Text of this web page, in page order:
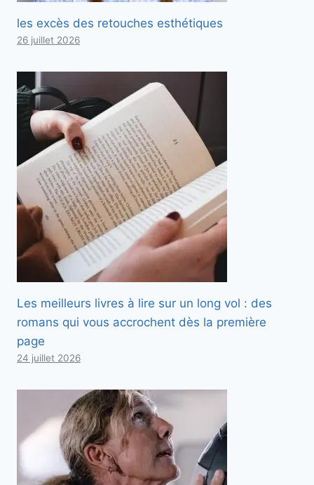
les excès des retouches esthétiques
26 juillet 2026
Les meilleurs livres à lire sur un long vol : des
romans qui vous accrochent dès la première
page
24 juillet 2026